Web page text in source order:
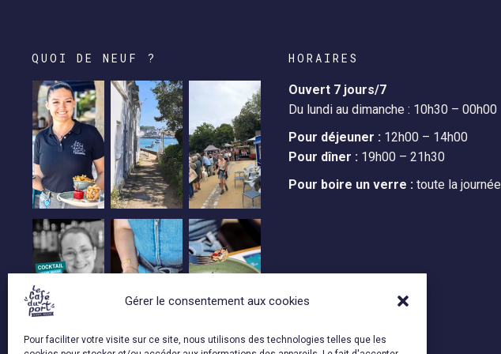
Gérer le consentement aux cookies
Pour faciliter votre visite sur ce site, nous utilisons des technologies telles que les
QUOI DE NEUF ? HORAIRES
Ouvert 7 jours/7
Du lundi au dimanche : 10h30 – 00h00
Pour déjeuner :12h00 – 14h00
Pour dîner :19h00 – 21h30
Pour boire un verre :toute la journée